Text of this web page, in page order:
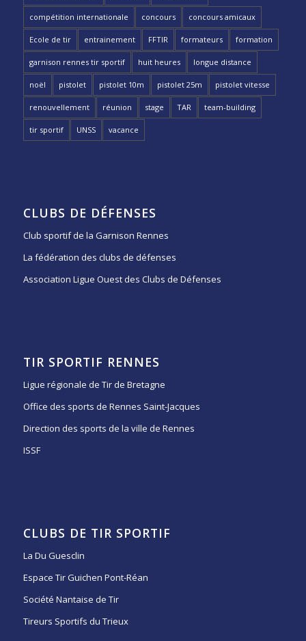
compétition internationale concours concours amicaux
Ecole de tir entrainement FFTIR formateurs formation
garnison rennes tir sportif huit heures longue distance
noël pistolet pistolet 10m pistolet 25m pistolet vitesse
renouvellement réunion stage TAR team-building
tir sportif UNSS vacance
CLUBS DE DÉFENSES
Club sportif de la Garnison Rennes
La fédération des clubs de défenses
Association Ligue Ouest des Clubs de Défenses
TIR SPORTIF RENNES
Ligue régionale de Tir de Bretagne
Office des sports de Rennes Saint-Jacques
Direction des sports de la ville de Rennes
ISSF
CLUBS DE TIR SPORTIF
La Du Guesclin
Espace Tir Guichen Pont-Réan
Société Nantaise de Tir
Tireurs Sportifs du Trieux